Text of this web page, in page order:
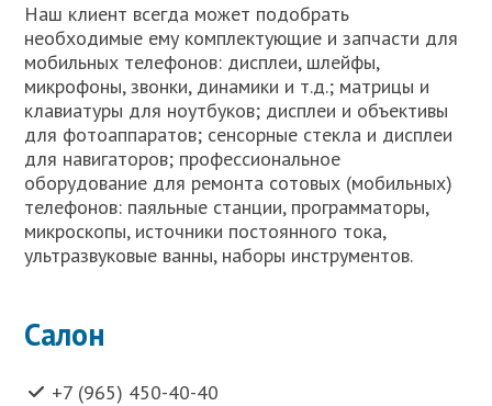
Наш клиент всегда может подобрать
необходимые ему комплектующие и запчасти для
мобильных телефонов: дисплеи, шлейфы,
микрофоны, звонки, динамики и т.д.; матрицы и
клавиатуры для ноутбуков; дисплеи и объективы
для фотоаппаратов; сенсорные стекла и дисплеи
для навигаторов; профессиональное
оборудование для ремонта сотовых (мобильных)
телефонов: паяльные станции, программаторы,
микроскопы, источники постоянного тока,
ультразвуковые ванны, наборы инструментов.
Салон
+7 (965) 450-40-40